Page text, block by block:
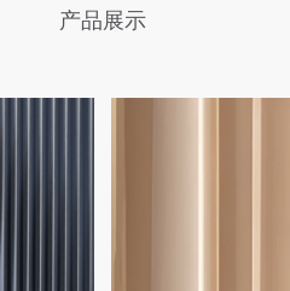
产品展示